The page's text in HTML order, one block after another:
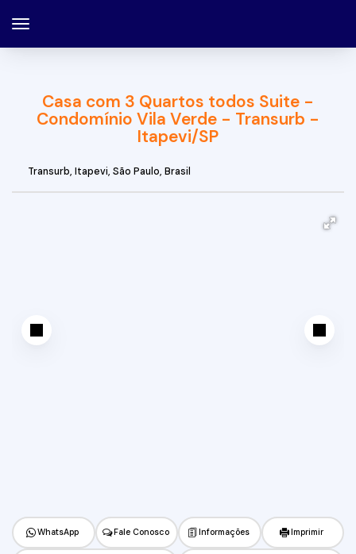
Casa com 3 Quartos todos Suite -
Condomínio Vila Verde - Transurb -
Itapevi/SP
Transurb, Itapevi, São Paulo, Brasil
WhatsApp Fale Conosco Informações Imprimir